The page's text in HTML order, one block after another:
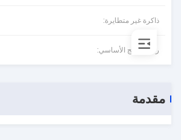
ذاكرة غير متطايرة:
رقم المنتج الأساسي:
مقدمة